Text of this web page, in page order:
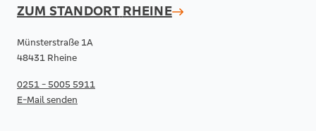
ZUM STANDORT RHEINE
Münsterstraße 1A
48431 Rheine
0251 - 5005 5911
E-Mail senden